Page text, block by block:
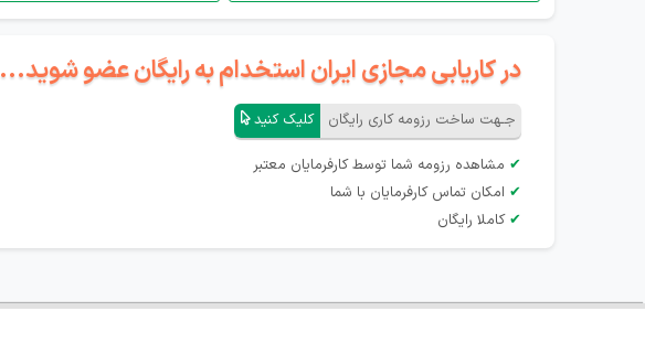
در کاریابی مجازی ایران استخدام به رایگان عضو شوید...
جـهت ساخت رزومه کاری رایگان کلیک کنید
✔ مشاهده رزومه شما توسط کارفرمایان معتبر
✔ امکان تماس کارفرمایان با شما
✔ کاملا رایگان